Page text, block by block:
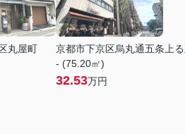
丸屋町
京都市下京区烏丸通五条上
- (75.20㎡)
32.53万円